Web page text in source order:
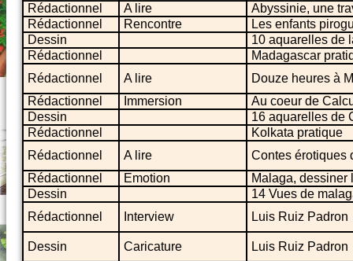
Rédactionnel
A lire
Abyssinie, une
Rédactionnel
Rencontre
Les enfants
Dessin
10 aquarelles de
Rédactionnel
Madagascar
Rédactionnel
A lire
Douze heures à
Rédactionnel
Immersion
Au coeur de
Dessin
16 aquarelles de
Rédactionnel
Kolkata pratique
Rédactionnel
A lire
Contes érotiques
Rédactionnel
Emotion
Malaga, dessiner
Dessin
14 Vues de
Rédactionnel
Interview Luis Ruiz Padron
Dessin Caricature
Luis Ruiz Padron